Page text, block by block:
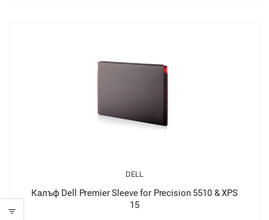
DELL
Калъф Dell Premier Sleeve for Precision 5510 & XPS
15